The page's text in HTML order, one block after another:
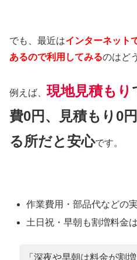
でも、最近はインターネット
あるので利用してみるのはど
例えば、現地見積もり
費0円、見積もり0
る所だと安心です。
作業費用・部品代などの
土日祝・早朝も割増料金
「深夜や早朝は料金が割